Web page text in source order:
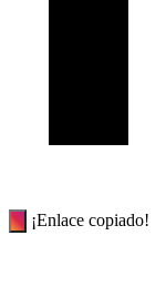
¡Enlace copiado!